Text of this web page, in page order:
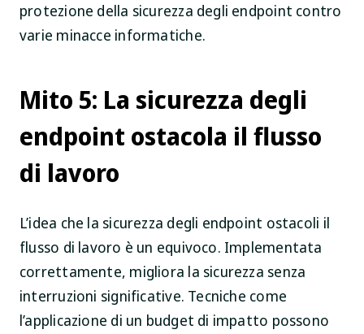
protezione della sicurezza degli endpoint contro
varie minacce informatiche.
Mito 5: La sicurezza degli
endpoint ostacola il flusso
di lavoro
L’idea che la sicurezza degli endpoint ostacoli il
flusso di lavoro è un equivoco. Implementata
correttamente, migliora la sicurezza senza
interruzioni significative. Tecniche come
l’applicazione di un budget di impatto possono